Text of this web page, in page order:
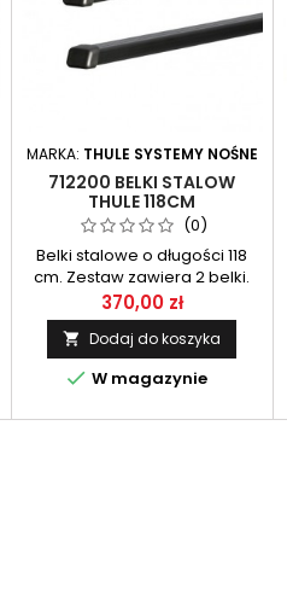
MARKA: THULE SYSTEMY NOŚNE
712200 BELKI STALOW
THULE 118CM
(0)
Belki stalowe o długości 118
cm. Zestaw zawiera 2 belki.
370,00 zł
 Dodaj do koszyka
 W magazynie